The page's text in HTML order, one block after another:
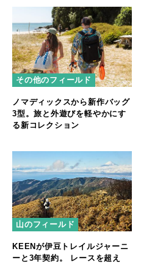
その他のフィールド
ノマディックスから新作バッグ
3型。旅と外遊びを軽やかにす
る新コレクション
山のフィールド
KEENが伊豆トレイルジャーニ
ーと3年契約。 レースを超え